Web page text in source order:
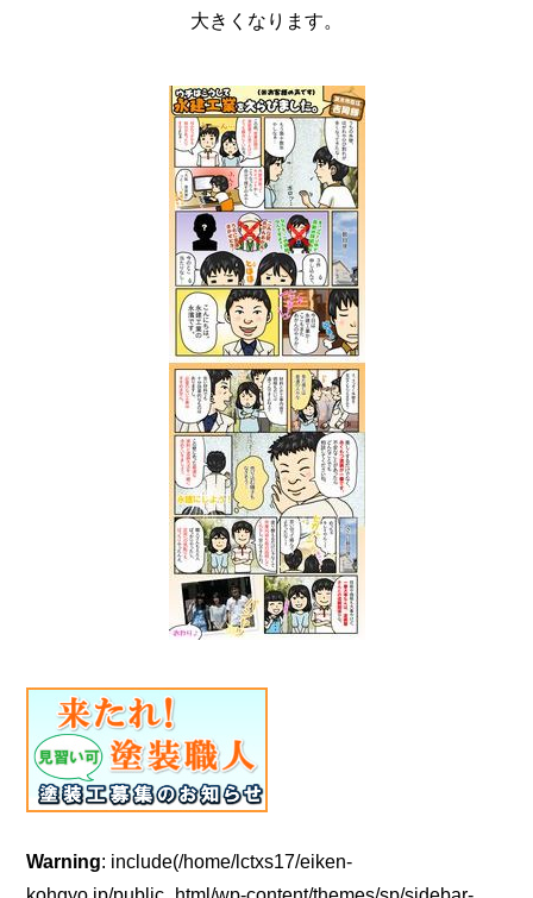
大きくなります。
Warning: include(/home/lctxs17/eiken-